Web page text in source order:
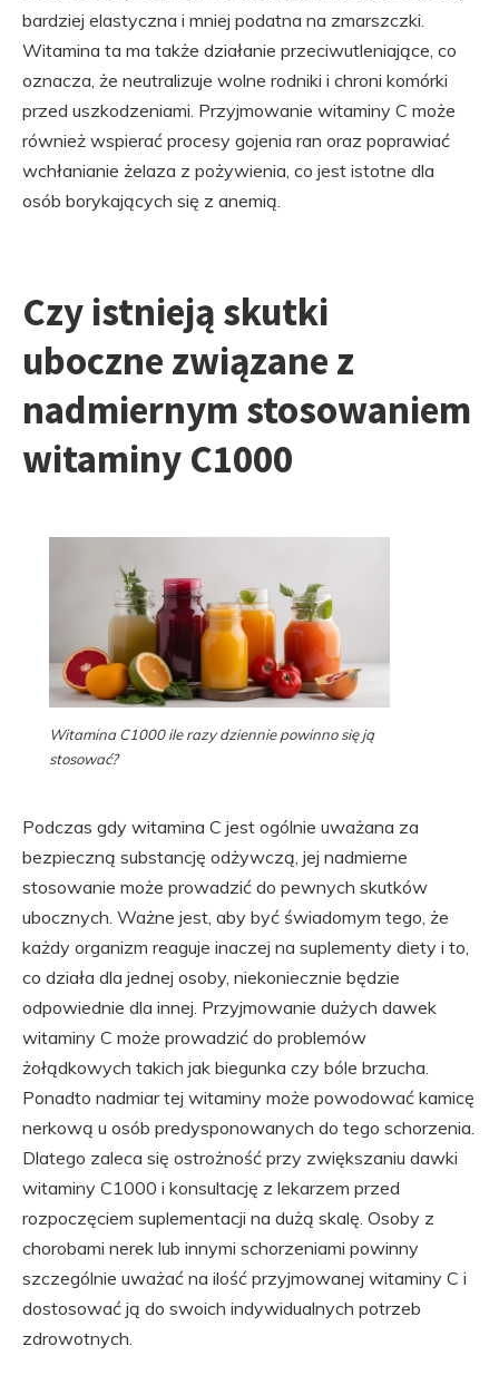
bardziej elastyczna i mniej podatna na zmarszczki.
Witamina ta ma także działanie przeciwutleniające, co
oznacza, że neutralizuje wolne rodniki i chroni komórki
przed uszkodzeniami. Przyjmowanie witaminy C może
również wspierać procesy gojenia ran oraz poprawiać
wchłanianie żelaza z pożywienia, co jest istotne dla
osób borykających się z anemią.
Czy istnieją skutki
uboczne związane z
nadmiernym stosowaniem
witaminy C1000
Witamina C1000 ile razy dziennie powinno się ją
stosować?
Podczas gdy witamina C jest ogólnie uważana za
bezpieczną substancję odżywczą, jej nadmierne
stosowanie może prowadzić do pewnych skutków
ubocznych. Ważne jest, aby być świadomym tego, że
każdy organizm reaguje inaczej na suplementy diety i to,
co działa dla jednej osoby, niekoniecznie będzie
odpowiednie dla innej. Przyjmowanie dużych dawek
witaminy C może prowadzić do problemów
żołądkowych takich jak biegunka czy bóle brzucha.
Ponadto nadmiar tej witaminy może powodować kamicę
nerkową u osób predysponowanych do tego schorzenia.
Dlatego zaleca się ostrożność przy zwiększaniu dawki
witaminy C1000 i konsultację z lekarzem przed
rozpoczęciem suplementacji na dużą skalę. Osoby z
chorobami nerek lub innymi schorzeniami powinny
szczególnie uważać na ilość przyjmowanej witaminy C i
dostosować ją do swoich indywidualnych potrzeb
zdrowotnych.